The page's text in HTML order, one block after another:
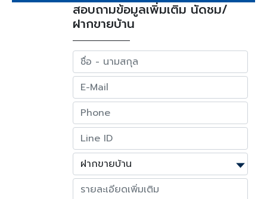
สอบถามข้อมูลเพิ่มเติม นัดชม/
ฝากขายบ้าน